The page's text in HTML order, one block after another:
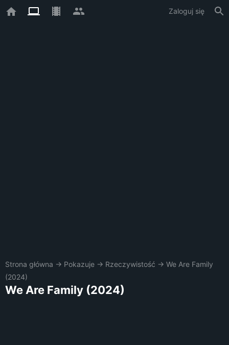
Zaloguj się
Strona główna → Pokazuje → Rzeczywistość → We Are Family
(2024)
We Are Family (2024)